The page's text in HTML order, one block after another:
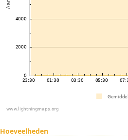
Hoeveelheden